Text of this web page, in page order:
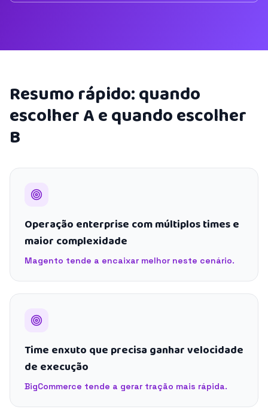
Resumo rápido: quando
escolher A e quando escolher
B
Operação enterprise com múltiplos times e
maior complexidade
Magento tende a encaixar melhor neste cenário.
Time enxuto que precisa ganhar velocidade
de execução
BigCommerce tende a gerar tração mais rápida.